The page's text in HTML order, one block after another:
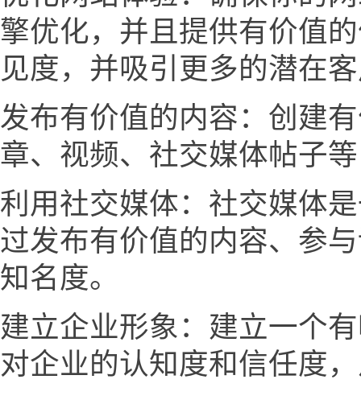
擎优化，并且提供有价值
见度，并吸引更多的潜在
发布有价值的内容：创建
章、视频、社交媒体帖子
利用社交媒体：社交媒体
过发布有价值的内容、参
知名度。
建立企业形象：建立一个
对企业的认知度和信任度